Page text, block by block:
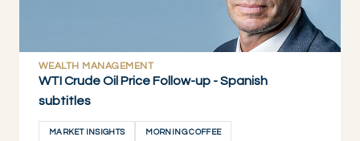
WEALTH MANAGEMENT
WTI Crude Oil Price Follow-up - Spanish
subtitles
MARKET INSIGHTS MORNING COFFEE